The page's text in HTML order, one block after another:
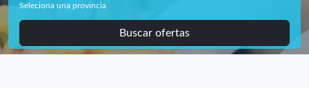
Seleciona una provincia
Buscar ofertas